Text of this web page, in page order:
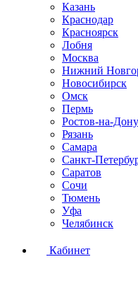
Казань
Краснодар
Красноярск
Лобня
Москва
Нижний
Новосибирск
Омск
Пермь
Ростов-на-Дону
Рязань
Самара
Санкт-
Саратов
Сочи
Тюмень
Уфа
Челябинск
Кабинет